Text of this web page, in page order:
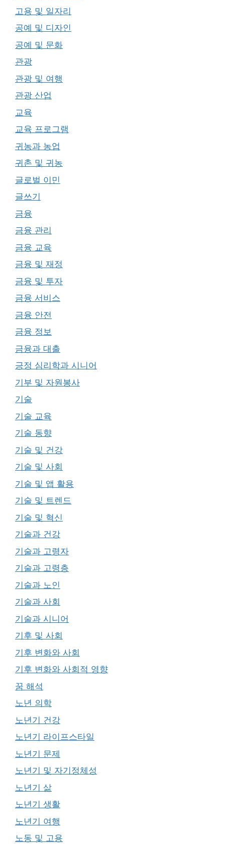
고용 및 일자리
공예 및 디자인
공예 및 문화
관광
관광 및 여행
관광 산업
교육
교육 프로그램
귀농과 농업
귀촌 및 귀농
글로벌 이민
글쓰기
금융
금융 관리
금융 교육
금융 및 재정
금융 및 투자
금융 서비스
금융 안전
금융 정보
금융과 대출
긍정 심리학과 시니어
기부 및 자원봉사
기술
기술 교육
기술 동향
기술 및 건강
기술 및 사회
기술 및 앱 활용
기술 및 트렌드
기술 및 혁신
기술과 건강
기술과 고령자
기술과 고령층
기술과 노인
기술과 사회
기술과 시니어
기후 및 사회
기후 변화와 사회
기후 변화와 사회적 영향
꿈 해석
노년 의학
노년기 건강
노년기 라이프스타일
노년기 문제
노년기 및 자기정체성
노년기 삶
노년기 생활
노년기 여행
노동 및 고용